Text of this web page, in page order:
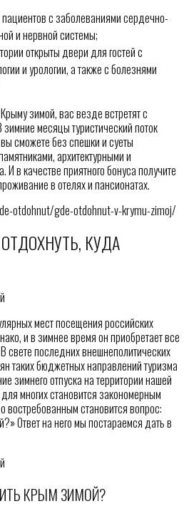
с заболеваниями сердечно-
и нервной системы;
открыты двери для гостей с
и урологии, а также с болезнями
зимой, вас везде встретят с
месяцы туристический поток
сможете без спешки и суеты
архитектурными и
в качестве приятного бонуса получите
в отелях и пансионатах.
otdohnut/gde-otdohnut-v-krymu-zimoj/
КУДА
мест посещения российских
и в зимнее время он приобретает все
свете последних внешнеполитических
таких бюджетных направлений туризма
зимнего отпуска на территории нашей
многих становится закономерным
востребованным становится вопрос:
Ответ на него мы постараемся дать в
КРЫМ ЗИМОЙ?